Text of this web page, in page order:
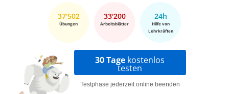
37'502
Übungen
33'200
Arbeitsblätter
24h
Hilfe von
Lehrkräften
30 Tage kostenlos
testen
Testphase jederzeit online beenden